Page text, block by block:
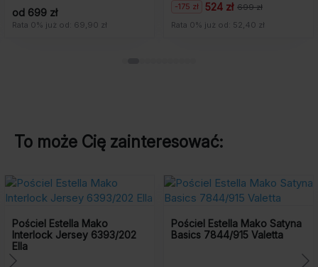
zł
0% już od: 69,90 zł
699 zł
Pierwotna524 zł
Aktualna
Rata 0% już od: 52,40 zł
To może Cię zainteresować:
Estella Mako
Jersey 6393/202
Pościel Estella Mako Satyna
Basics 7844/915 Valetta